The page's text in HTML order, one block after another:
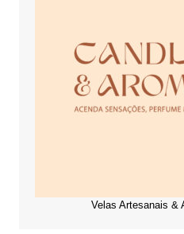
Velas Artesanais &